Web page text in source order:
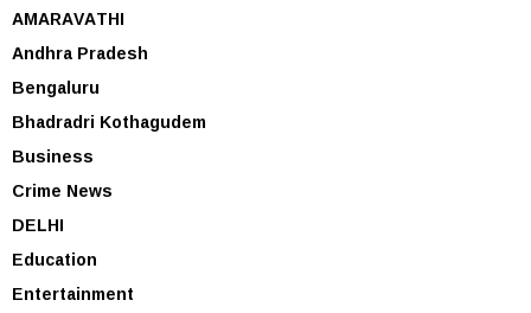
AMARAVATHI
Andhra Pradesh
Bengaluru
Bhadradri Kothagudem
Business
Crime News
DELHI
Education
Entertainment